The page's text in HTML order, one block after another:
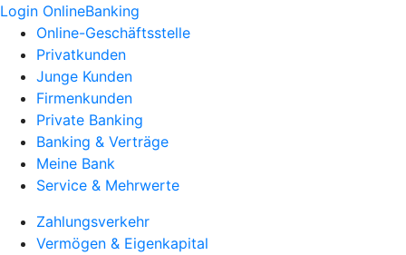
Login OnlineBanking
Online-Geschäftsstelle
Privatkunden
Junge Kunden
Firmenkunden
Private Banking
Banking & Verträge
Meine Bank
Service & Mehrwerte
Zahlungsverkehr
Vermögen & Eigenkapital